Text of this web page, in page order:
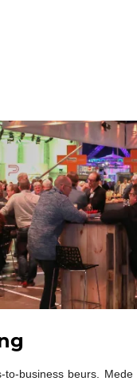
to-business beurs.